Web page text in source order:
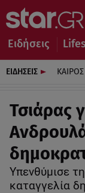
Ειδήσεις
ΕΙΔΗΣΕΙΣ ΚΑΙΡΟΣ
Τσιάρας
Υπενθύμισε
καταγγελία